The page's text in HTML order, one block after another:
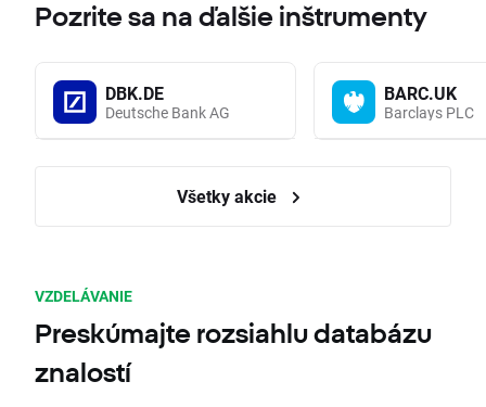
Pozrite sa na ďalšie inštrumenty
DBK.DE
Deutsche Bank AG
BARC.UK
Barclays PLC
Všetky akcie
VZDELÁVANIE
Preskúmajte rozsiahlu databázu
znalostí